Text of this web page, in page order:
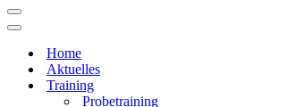
Navigationsmenü
Navigationsmenü
Home
Aktuelles
Training
Probetraining